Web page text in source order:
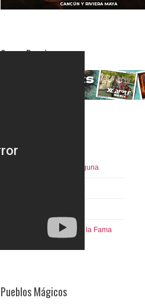
Super Precio
Donde divertirse
Centro Recreativo La Laguna
Mundo Futbol y Salón de la Fama
Pueblos Mágicos